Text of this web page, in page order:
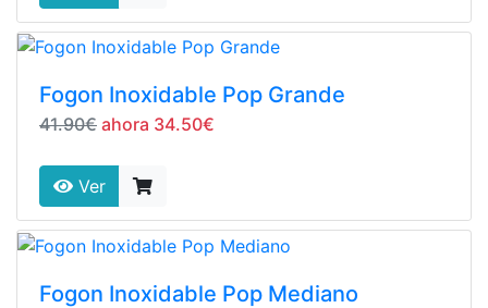
Fogon Inoxidable Pop Grande
41.90€ ahora 34.50€
Ver
Fogon Inoxidable Pop Mediano